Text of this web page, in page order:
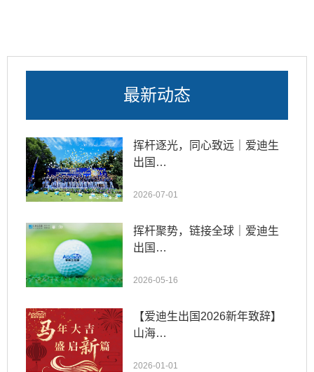
最新动态
挥杆逐光，同心致远｜爱迪生
出国…
2026-07-01
挥杆聚势，链接全球｜爱迪生
出国…
2026-05-16
【爱迪生出国2026新年致辞】
山海…
2026-01-01